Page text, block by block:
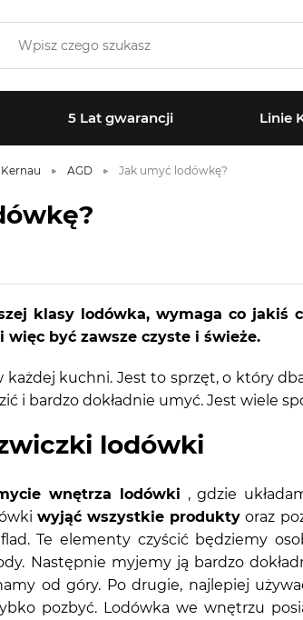
5 Lat gwarancji Linie
AGD Jak umyć lodówkę?
klasy lodówka, wymaga co jakiś
być zawsze czyste i świeże.
każdej kuchni. Jest to sprzęt, o który
i bardzo dokładnie umyć. Jest wiele
lodówki
wnętrza lodówki , gdzie
wyjąć wszystkie produkty oraz
Te elementy czyścić będziemy
Następnie myjemy ją bardzo
od góry. Po drugie, najlepiej
pozbyć. Lodówka we wnętrzu